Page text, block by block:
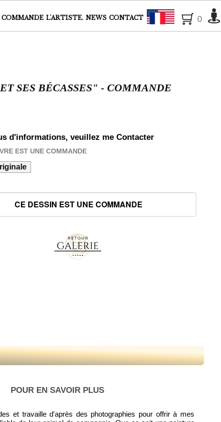
COMMANDE L'ARTISTE. NEWS CONTACT Français
0
SES BÉCASSES" - COMMANDE
d'informations, veuillez me Contacter
EST UNE COMMANDE
POUR EN SAVOIR PLUS
et travaille d'après des photographies pour offrir à mes